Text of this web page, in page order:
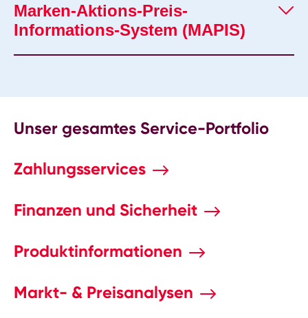
Marken-Aktions-Preis-
Informations-System (MAPIS)
Unser gesamtes Service-Portfolio
Zahlungsservices
Finanzen und Sicherheit
Produktinformationen
Markt- & Preisanalysen